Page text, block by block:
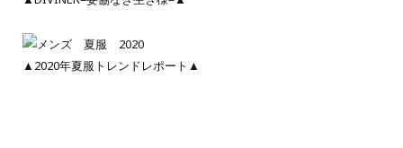
▲2020年夏服トレンドレポート▲